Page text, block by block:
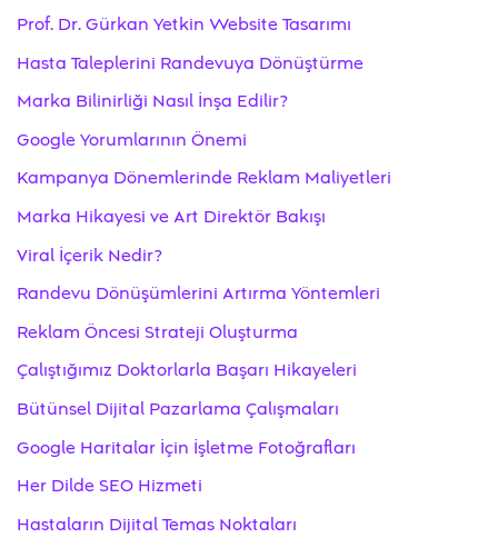
Prof. Dr. Gürkan Yetkin Website Tasarımı
Hasta Taleplerini Randevuya Dönüştürme
Marka Bilinirliği Nasıl İnşa Edilir?
Google Yorumlarının Önemi
Kampanya Dönemlerinde Reklam Maliyetleri
Marka Hikayesi ve Art Direktör Bakışı
Viral İçerik Nedir?
Randevu Dönüşümlerini Artırma Yöntemleri
Reklam Öncesi Strateji Oluşturma
Çalıştığımız Doktorlarla Başarı Hikayeleri
Bütünsel Dijital Pazarlama Çalışmaları
Google Haritalar İçin İşletme Fotoğrafları
Her Dilde SEO Hizmeti
Hastaların Dijital Temas Noktaları